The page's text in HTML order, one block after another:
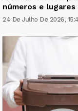
números e lugares
24 De Julho De 2026,